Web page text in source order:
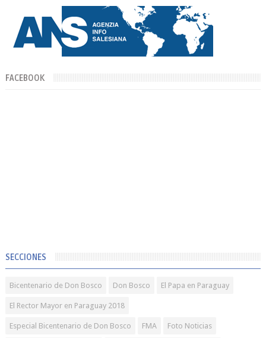
FACEBOOK
SECCIONES
Bicentenario de Don Bosco Don Bosco El Papa en Paraguay
El Rector Mayor en Paraguay 2018
Especial Bicentenario de Don Bosco FMA Foto Noticias